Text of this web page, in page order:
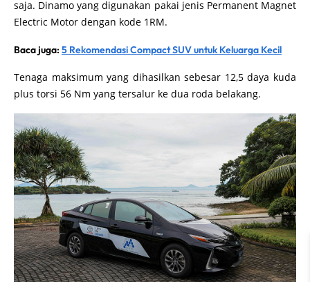
saja. Dinamo yang digunakan pakai jenis Permanent Magnet
Electric Motor dengan kode 1RM.
Baca juga: 5 Rekomendasi Compact SUV untuk Keluarga Kecil
Tenaga maksimum yang dihasilkan sebesar 12,5 daya kuda
plus torsi 56 Nm yang tersalur ke dua roda belakang.